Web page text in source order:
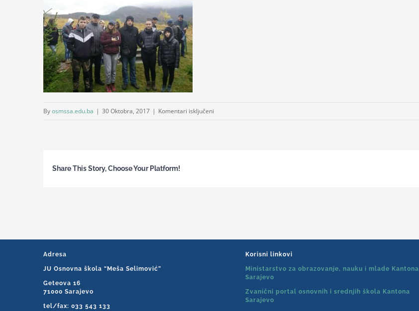
Byosmssa.edu.ba | 30 Oktobra, 2017 | Komentari isključeni
Share This Story, Choose Your Platform!
Adresa
JU Osnovna škola “Meša Selimović”
Geteova 16
71000 Sarajevo
tel/fax: 033 543 133
Korisni linkovi
Ministarstvo za obrazovanje, nauku i mlade Kantona
Sarajevo
Zvanični portal osnovnih i srednjih škola Kantona
Sarajevo